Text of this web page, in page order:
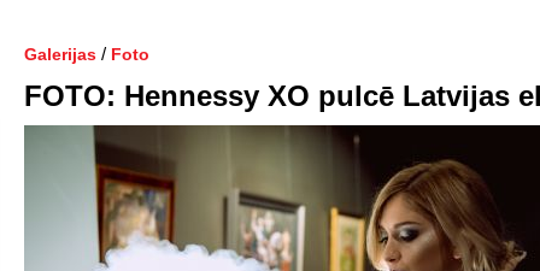
Galerijas / Foto
FOTO: Hennessy XO pulcē Latvijas